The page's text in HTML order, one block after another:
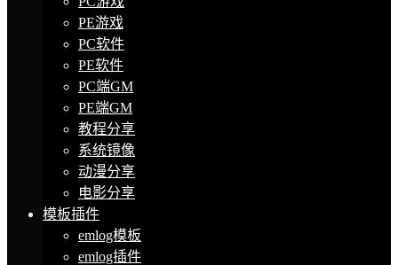
PE游戏
PC软件
PE软件
PC端GM
PE端GM
教程分享
系统镜像
动漫分享
电影分享
模板插件
emlog模板
emlog插件